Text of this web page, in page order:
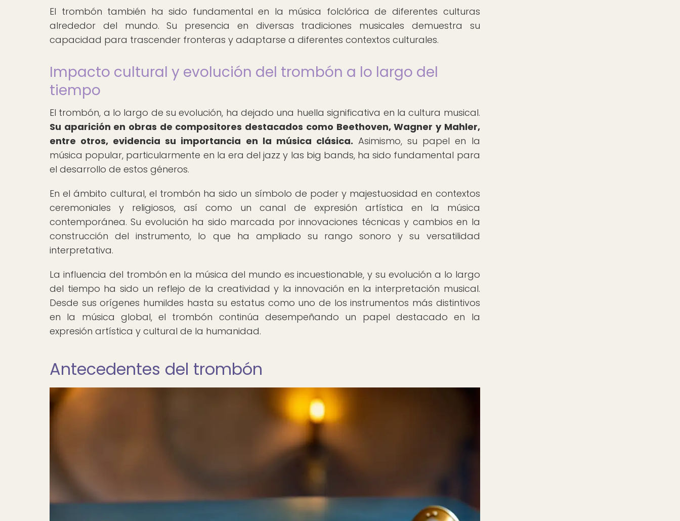
El trombón también ha sido fundamental en la música folclórica de diferentes culturas
alrededor del mundo. Su presencia en diversas tradiciones musicales demuestra su
capacidad para trascender fronteras y adaptarse a diferentes contextos culturales.
Impacto cultural y evolución del trombón a lo largo del
tiempo
El trombón, a lo largo de su evolución, ha dejado una huella significativa en la cultura musical.
Su aparición en obras de compositores destacados como Beethoven, Wagner y Mahler,
entre otros, evidencia su importancia en la música clásica. Asimismo, su papel en la
música popular, particularmente en la era del jazz y las big bands, ha sido fundamental para
el desarrollo de estos géneros.
En el ámbito cultural, el trombón ha sido un símbolo de poder y majestuosidad en contextos
ceremoniales y religiosos, así como un canal de expresión artística en la música
contemporánea. Su evolución ha sido marcada por innovaciones técnicas y cambios en la
construcción del instrumento, lo que ha ampliado su rango sonoro y su versatilidad
interpretativa.
La influencia del trombón en la música del mundo es incuestionable, y su evolución a lo largo
del tiempo ha sido un reflejo de la creatividad y la innovación en la interpretación musical.
Desde sus orígenes humildes hasta su estatus como uno de los instrumentos más distintivos
en la música global, el trombón continúa desempeñando un papel destacado en la
expresión artística y cultural de la humanidad.
Antecedentes del trombón